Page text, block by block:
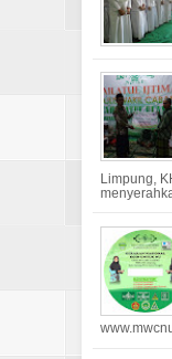
Limpung,